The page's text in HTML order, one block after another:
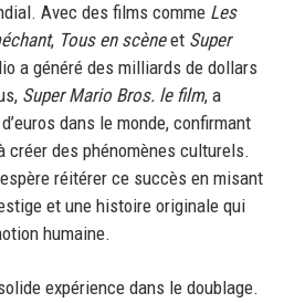
Avec des films comme Les
, Tous en scèneet Super
a généré des milliards de dollars
Super Mario Bros. le film, a
dans le monde, confirmant
créer des phénomènes culturels.
réitérer ce succès en misant
et une histoire originale qui
humaine.
expérience dans le doublage.